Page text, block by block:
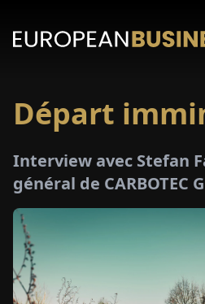
Départ
Interview avec Stefan
général de CARBOTEC